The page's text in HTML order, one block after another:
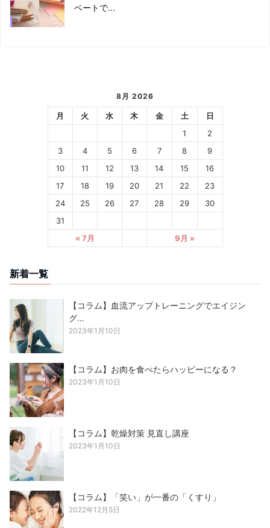
ベートで...
8月 2026
月 火 水 木 金 土
日
1
2
3
4 5 6 7 8
9
10
11 12 13 14 15
16
17
18 19 20 21 22
23
24
25 26 27 28 29
30
31
« 7月
9月 »
新着一覧
【コラム】血流アップトレーニングでエイジン
グ…
2023年1月10日
【コラム】お肉を食べたらハッピーになる？
2023年1月10日
【コラム】乾燥対策 見直し講座
2023年1月10日
【コラム】「笑い」が一番の「くすり」
2022年12月5日